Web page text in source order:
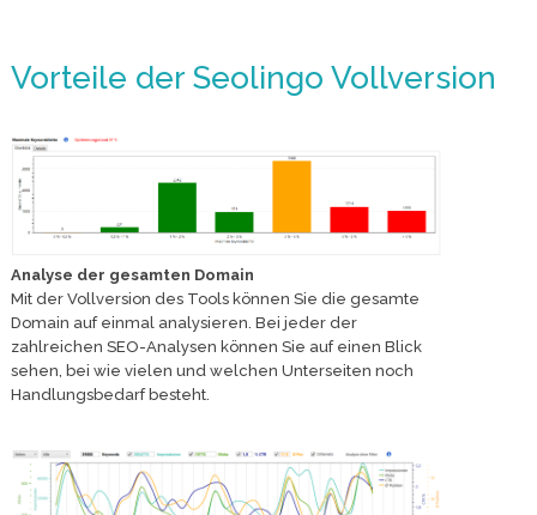
Vorteile der Seolingo Vollversion
Analyse der gesamten Domain
Mit der Vollversion des Tools können Sie die gesamte
Domain auf einmal analysieren. Bei jeder der
zahlreichen SEO-Analysen können Sie auf einen Blick
sehen, bei wie vielen und welchen Unterseiten noch
Handlungsbedarf besteht.